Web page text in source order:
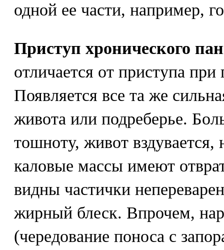
одной ее части, например,
Приступ хронического
отличается от приступа при
Появляется все та же
живота или подреберье.
тошноту, живот вздувается,
каловые массы имеют
видны частички
жирный блеск. Впрочем,
(чередование поноса с